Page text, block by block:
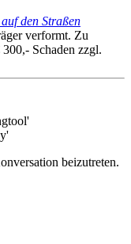
den Straßen
verformt. Zu
Schaden zzgl.
beizutreten.